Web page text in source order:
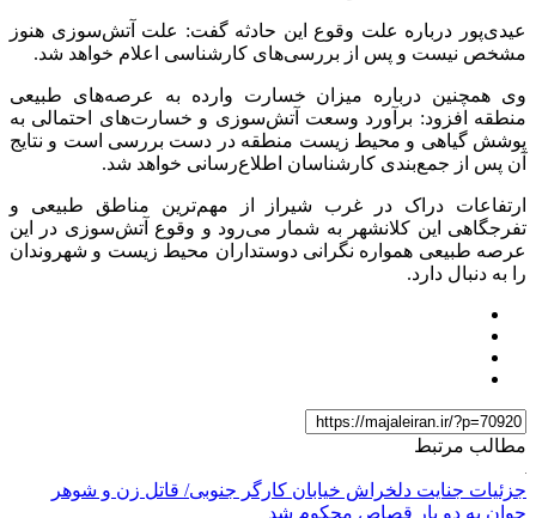
عیدی‌پور درباره علت وقوع این حادثه گفت: علت آتش‌سوزی هنوز
مشخص نیست و پس از بررسی‌های کارشناسی اعلام خواهد شد.
وی همچنین درباره میزان خسارت وارده به عرصه‌های طبیعی
منطقه افزود: برآورد وسعت آتش‌سوزی و خسارت‌های احتمالی به
پوشش گیاهی و محیط زیست منطقه در دست بررسی است و نتایج
آن پس از جمع‌بندی کارشناسان اطلاع‌رسانی خواهد شد.
ارتفاعات دراک در غرب شیراز از مهم‌ترین مناطق طبیعی و
تفرجگاهی این کلانشهر به شمار می‌رود و وقوع آتش‌سوزی در این
عرصه طبیعی همواره نگرانی دوستداران محیط زیست و شهروندان
را به دنبال دارد.
مطالب مرتبط
جزئیات جنایت دلخراش خیابان کارگر جنوبی/ قاتل زن و شوهر
جوان به دو بار قصاص محکوم شد